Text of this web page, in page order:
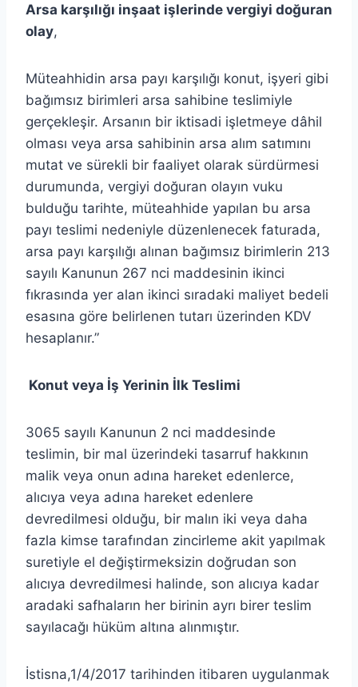
Arsa karşılığı inşaat işlerinde vergiyi doğuran
olay,
Müteahhidin arsa payı karşılığı konut, işyeri gibi
bağımsız birimleri arsa sahibine teslimiyle
gerçekleşir. Arsanın bir iktisadi işletmeye dâhil
olması veya arsa sahibinin arsa alım satımını
mutat ve sürekli bir faaliyet olarak sürdürmesi
durumunda, vergiyi doğuran olayın vuku
bulduğu tarihte, müteahhide yapılan bu arsa
payı teslimi nedeniyle düzenlenecek faturada,
arsa payı karşılığı alınan bağımsız birimlerin 213
sayılı Kanunun 267 nci maddesinin ikinci
fıkrasında yer alan ikinci sıradaki maliyet bedeli
esasına göre belirlenen tutarı üzerinden KDV
hesaplanır.”
Konut veya İş Yerinin İlk Teslimi
3065 sayılı Kanunun 2 nci maddesinde
teslimin, bir mal üzerindeki tasarruf hakkının
malik veya onun adına hareket edenlerce,
alıcıya veya adına hareket edenlere
devredilmesi olduğu, bir malın iki veya daha
fazla kimse tarafından zincirleme akit yapılmak
suretiyle el değiştirmeksizin doğrudan son
alıcıya devredilmesi halinde, son alıcıya kadar
aradaki safhaların her birinin ayrı birer teslim
sayılacağı hüküm altına alınmıştır.
İstisna,1/4/2017 tarihinden itibaren uygulanmak